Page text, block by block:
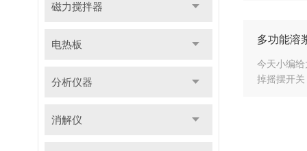
磁力搅拌器
电热板
分析仪器
消解仪
多功能溶
今天小编
掉摇摆开